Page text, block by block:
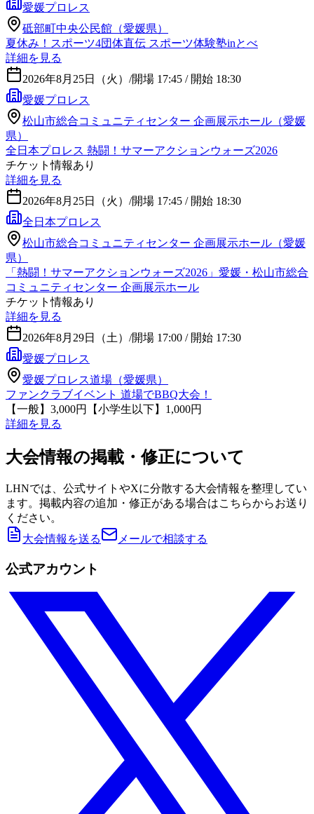
愛媛プロレス
砥部町中央公民館（愛媛県）
夏休み！スポーツ4団体直伝 スポーツ体験塾inとべ
詳細を見る
2026年8月25日（火） /開場 17:45 / 開始 18:30
愛媛プロレス
松山市総合コミュニティセンター 企画展示ホール（愛媛
県）
全日本プロレス 熱闘！サマーアクションウォーズ2026
チケット情報あり
詳細を見る
2026年8月25日（火） /開場 17:45 / 開始 18:30
全日本プロレス
松山市総合コミュニティセンター 企画展示ホール（愛媛
県）
「熱闘！サマーアクションウォーズ2026」愛媛・松山市総合
コミュニティセンター 企画展示ホール
チケット情報あり
詳細を見る
2026年8月29日（土） /開場 17:00 / 開始 17:30
愛媛プロレス
愛媛プロレス道場（愛媛県）
ファンクラブイベント 道場でBBQ大会！
【一般】3,000円【小学生以下】1,000円
詳細を見る
大会情報の掲載・修正について
LHNでは、公式サイトやXに分散する大会情報を整理してい
ます。掲載内容の追加・修正がある場合はこちらからお送り
ください。
大会情報を送る
メールで相談する
公式アカウント